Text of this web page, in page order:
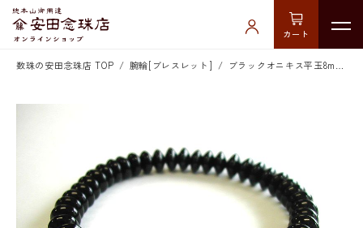
カート
数珠の安田念珠店 TOP 腕輪[ブレスレット] ブラックオニキス平玉8mmブレス 二天無